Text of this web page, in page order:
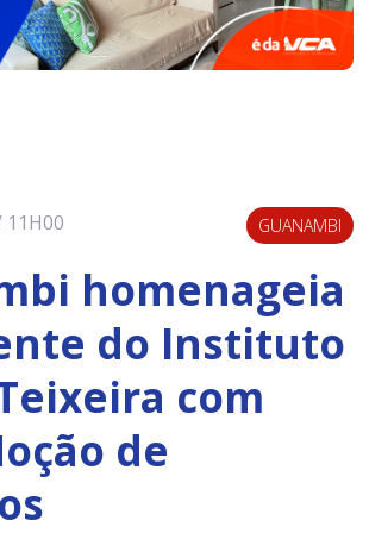
11H00 GUANAMBI
homenageia
do Instituto
com
de